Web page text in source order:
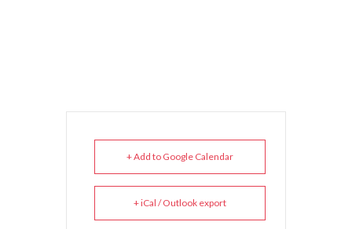
+ Add to Google Calendar
+ iCal / Outlook export